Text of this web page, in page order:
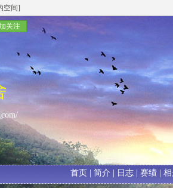
空间]
加关注
首页 简介 日志| 赛绩|